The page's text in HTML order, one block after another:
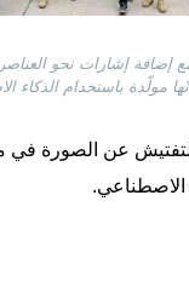
إضافة إشارات نحو
مولّدة باستخدام الذكاء
عن الصورة في
الاصطناعي.